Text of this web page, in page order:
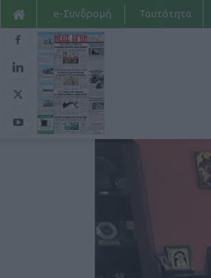
e-Συνδρομή Ταυτότητα